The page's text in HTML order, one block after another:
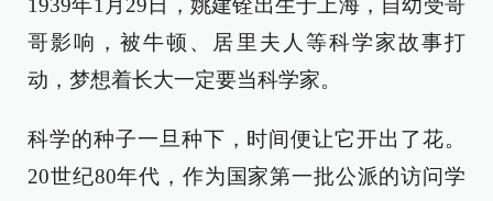
1939年1月29日，姚建铨出生于上海，自幼受哥
哥影响，被牛顿、居里夫人等科学家故事打
动，梦想着长大一定要当科学家。
科学的种子一旦种下，时间便让它开出了花。
20世纪80年代，作为国家第一批公派的访问学